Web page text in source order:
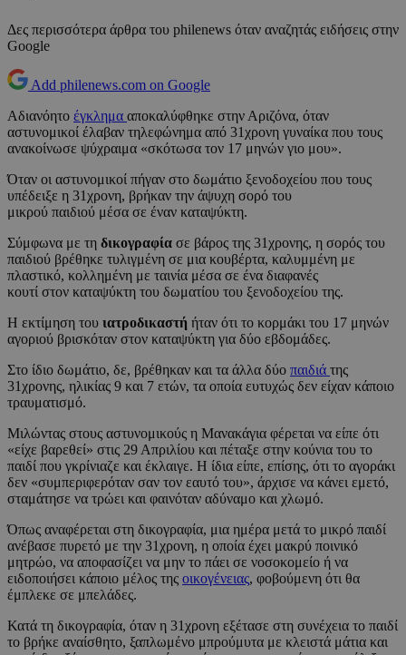
Δες περισσότερα άρθρα του philenews όταν αναζητάς ειδήσεις στην
Google
Add philenews.com on Google
Αδιανόητο έγκλημα αποκαλύφθηκε στην Αριζόνα, όταν
αστυνομικοί έλαβαν τηλεφώνημα από 31χρονη γυναίκα που τους
ανακοίνωσε ψύχραιμα «σκότωσα τον 17 μηνών γιο μου».
Όταν οι αστυνομικοί πήγαν στο δωμάτιο ξενοδοχείου που τους
υπέδειξε η 31χρονη, βρήκαν την άψυχη σορό του
μικρού παιδιού μέσα σε έναν καταψύκτη.
Σύμφωνα με τη δικογραφία σε βάρος της 31χρονης, η σορός του
παιδιού βρέθηκε τυλιγμένη σε μια κουβέρτα, καλυμμένη με
πλαστικό, κολλημένη με ταινία μέσα σε ένα διαφανές
κουτί στον καταψύκτη του δωματίου του ξενοδοχείου της.
Η εκτίμηση του ιατροδικαστή ήταν ότι το κορμάκι του 17 μηνών
αγοριού βρισκόταν στον καταψύκτη για δύο εβδομάδες.
Στο ίδιο δωμάτιο, δε, βρέθηκαν και τα άλλα δύο παιδιά της
31χρονης, ηλικίας 9 και 7 ετών, τα οποία ευτυχώς δεν είχαν κάποιο
τραυματισμό.
Μιλώντας στους αστυνομικούς η Μανακάγια φέρεται να είπε ότι
«είχε βαρεθεί» στις 29 Απριλίου και πέταξε στην κούνια του το
παιδί που γκρίνιαζε και έκλαιγε. Η ίδια είπε, επίσης, ότι το αγοράκι
δεν «συμπεριφερόταν σαν τον εαυτό του», άρχισε να κάνει εμετό,
σταμάτησε να τρώει και φαινόταν αδύναμο και χλωμό.
Όπως αναφέρεται στη δικογραφία, μια ημέρα μετά το μικρό παιδί
ανέβασε πυρετό με την 31χρονη, η οποία έχει μακρύ ποινικό
μητρώο, να αποφασίζει να μην το πάει σε νοσοκομείο ή να
ειδοποιήσει κάποιο μέλος της οικογένειας, φοβούμενη ότι θα
έμπλεκε σε μπελάδες.
Κατά τη δικογραφία, όταν η 31χρονη εξέτασε στη συνέχεια το παιδί
το βρήκε αναίσθητο, ξαπλωμένο μπρούμυτα με κλειστά μάτια και